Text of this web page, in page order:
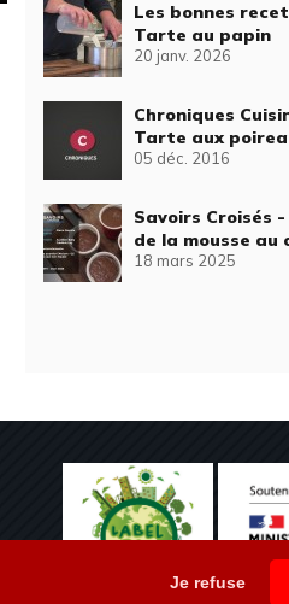
Je refuse
Les bonnes
Tarte au papin
20 janv. 2026
Chroniques Cuisine -
Tarte aux
05 déc. 2016
Savoirs Croisés
de la mousse au
18 mars 2025